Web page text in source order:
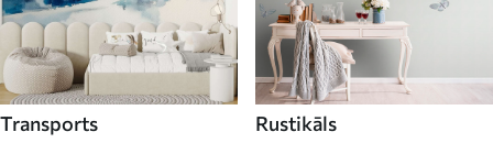
Transports Rustikāls